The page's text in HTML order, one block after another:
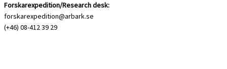
Forskarexpedition/Research desk:
forskarexpedition@arbark.se
(+46) 08-412 39 29